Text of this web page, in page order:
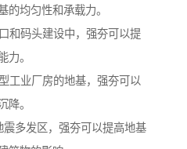
的均匀性和承载力。
和码头建设中，强夯可以提
力。
工业厂房的地基，强夯可以
降。
多发区，强夯可以提高地基